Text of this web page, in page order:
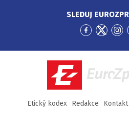
SLEDUJ
Přejít
Facebook
Přejít
Twitter
Etický kodex Redakce Kontakt